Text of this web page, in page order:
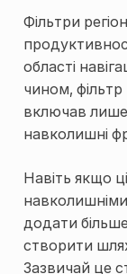
Фільтри
області
чином,
включав лише
навколишні
Навіть якщо
додати
створити
Зазвичай це